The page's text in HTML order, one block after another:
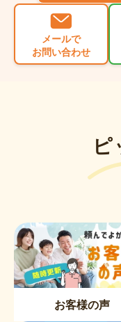
メールで
お問い合わせ
ピ
お客様の声